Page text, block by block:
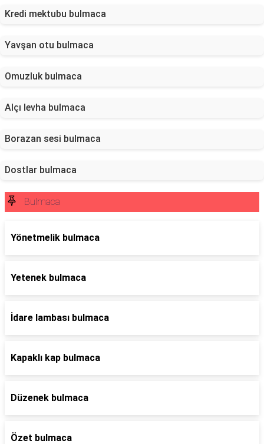
Kredi mektubu bulmaca
Yavşan otu bulmaca
Omuzluk bulmaca
Alçı levha bulmaca
Borazan sesi bulmaca
Dostlar bulmaca
Bulmaca
Yönetmelik bulmaca
Yetenek bulmaca
İdare lambası bulmaca
Kapaklı kap bulmaca
Düzenek bulmaca
Özet bulmaca